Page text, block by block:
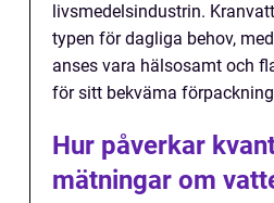
livsmedelsindustrin.
typen för dagliga behov,
anses vara hälsosamt och
för sitt bekväma
Hur påverkar
mätningar om